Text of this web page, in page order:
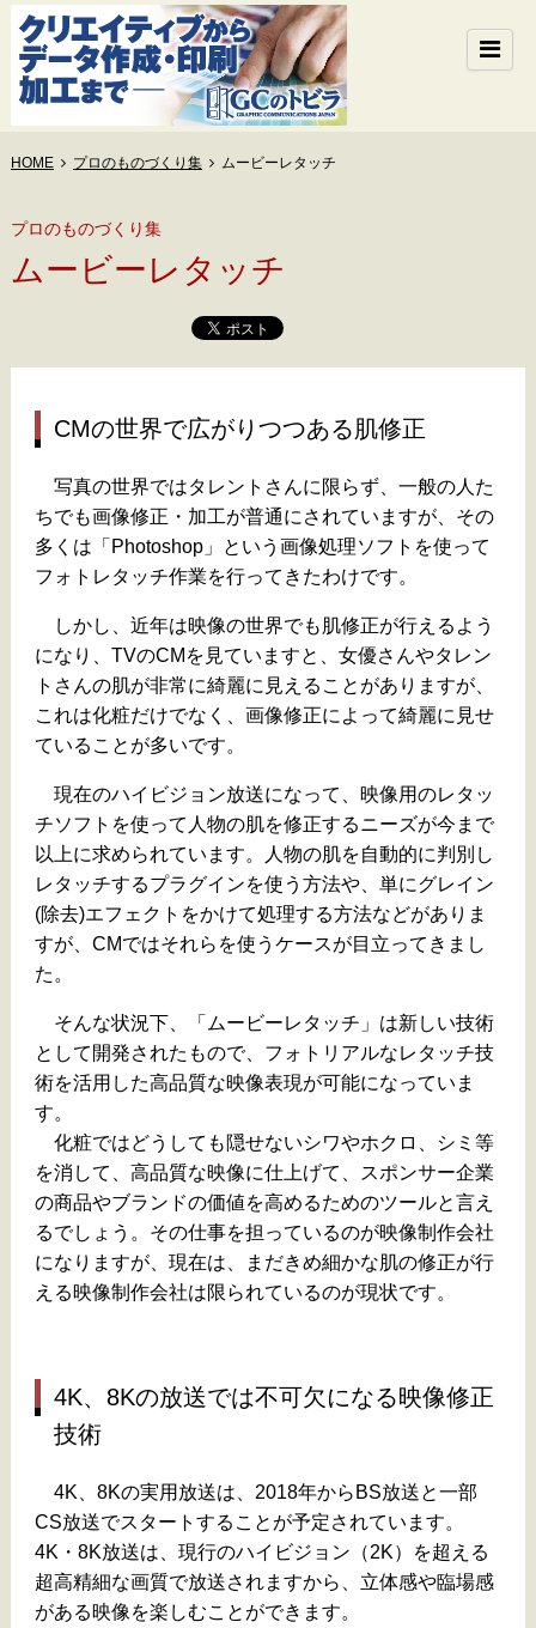
HOME プロのものづくり集 ムービーレタッチ
プロのものづくり集
ムービーレタッチ
CMの世界で広がりつつある肌修正
写真の世界ではタレントさんに限らず、一般の人た
ちでも画像修正・加工が普通にされていますが、その
多くは「Photoshop」という画像処理ソフトを使って
フォトレタッチ作業を行ってきたわけです。
しかし、近年は映像の世界でも肌修正が行えるよう
になり、TVのCMを見ていますと、女優さんやタレン
トさんの肌が非常に綺麗に見えることがありますが、
これは化粧だけでなく、画像修正によって綺麗に見せ
ていることが多いです。
現在のハイビジョン放送になって、映像用のレタッ
チソフトを使って人物の肌を修正するニーズが今まで
以上に求められています。人物の肌を自動的に判別し
レタッチするプラグインを使う方法や、単にグレイン
(除去)エフェクトをかけて処理する方法などがありま
すが、CMではそれらを使うケースが目立ってきまし
た。
そんな状況下、「ムービーレタッチ」は新しい技術
として開発されたもので、フォトリアルなレタッチ技
術を活用した高品質な映像表現が可能になっていま
す。
化粧ではどうしても隠せないシワやホクロ、シミ等
を消して、高品質な映像に仕上げて、スポンサー企業
の商品やブランドの価値を高めるためのツールと言え
るでしょう。その仕事を担っているのが映像制作会社
になりますが、現在は、まだきめ細かな肌の修正が行
える映像制作会社は限られているのが現状です。
4K、8Kの放送では不可欠になる映像修正
技術
4K、8Kの実用放送は、2018年からBS放送と一部
CS放送でスタートすることが予定されています。
4K・8K放送は、現行のハイビジョン（2K）を超える
超高精細な画質で放送されますから、立体感や臨場感
がある映像を楽しむことができます。